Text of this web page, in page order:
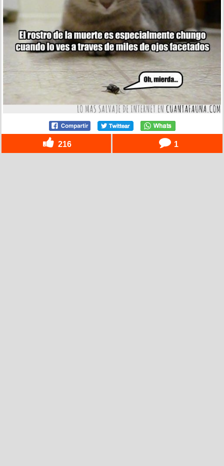
216 1